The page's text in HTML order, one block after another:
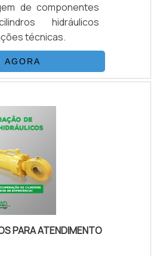
de componentes
hidráulicos
técnicas.
AGORA
PARA ATENDIMENTO